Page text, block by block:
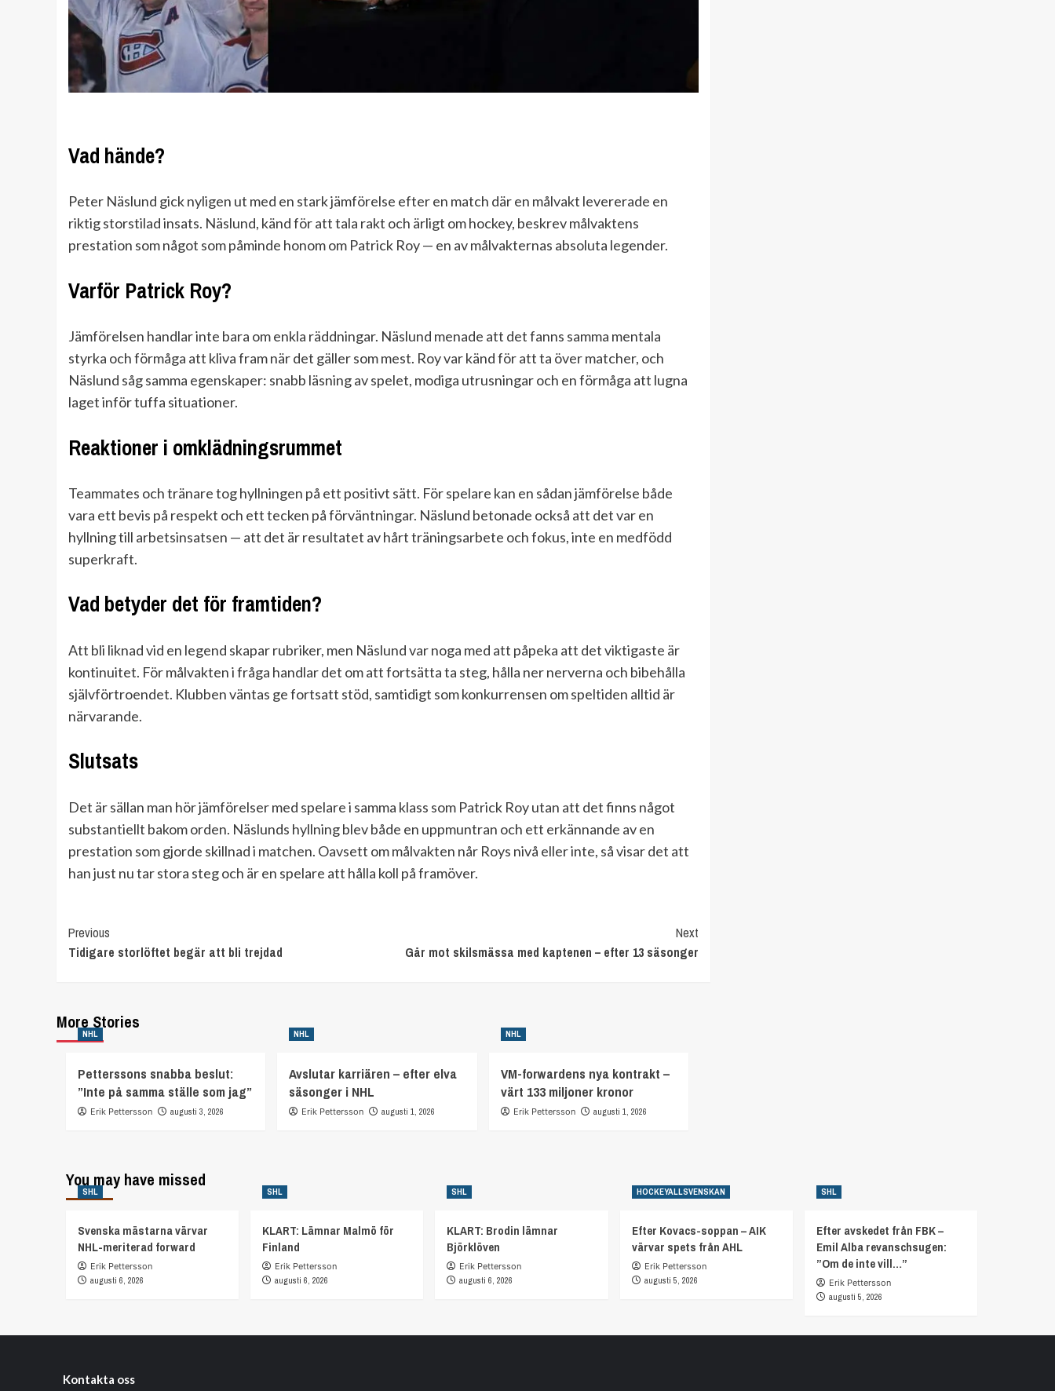
Vad hände?
Peter Näslund gick nyligen ut med en stark jämförelse efter en match där en målvakt levererade en
riktig storstilad insats. Näslund, känd för att tala rakt och ärligt om hockey, beskrev målvaktens
prestation som något som påminde honom om Patrick Roy — en av målvakternas absoluta legender.
Varför Patrick Roy?
Jämförelsen handlar inte bara om enkla räddningar. Näslund menade att det fanns samma mentala
styrka och förmåga att kliva fram när det gäller som mest. Roy var känd för att ta över matcher, och
Näslund såg samma egenskaper: snabb läsning av spelet, modiga utrusningar och en förmåga att lugna
laget inför tuffa situationer.
Reaktioner i omklädningsrummet
Teammates och tränare tog hyllningen på ett positivt sätt. För spelare kan en sådan jämförelse både
vara ett bevis på respekt och ett tecken på förväntningar. Näslund betonade också att det var en
hyllning till arbetsinsatsen — att det är resultatet av hårt träningsarbete och fokus, inte en medfödd
superkraft.
Vad betyder det för framtiden?
Att bli liknad vid en legend skapar rubriker, men Näslund var noga med att påpeka att det viktigaste är
kontinuitet. För målvakten i fråga handlar det om att fortsätta ta steg, hålla ner nerverna och bibehålla
självförtroendet. Klubben väntas ge fortsatt stöd, samtidigt som konkurrensen om speltiden alltid är
närvarande.
Slutsats
Det är sällan man hör jämförelser med spelare i samma klass som Patrick Roy utan att det finns något
substantiellt bakom orden. Näslunds hyllning blev både en uppmuntran och ett erkännande av en
prestation som gjorde skillnad i matchen. Oavsett om målvakten når Roys nivå eller inte, så visar det att
han just nu tar stora steg och är en spelare att hålla koll på framöver.
Continue
Previous
Tidigare storlöftet begär att bli trejdad
Next
Går mot skilsmässa med kaptenen – efter 13 säsonger
More Stories
NHL
Petterssons snabba beslut:
”Inte på samma ställe som jag”
Erik Pettersson augusti 3, 2026
NHL
Avslutar karriären – efter elva
säsonger i NHL
Erik Pettersson augusti 1, 2026
NHL
VM-forwardens nya kontrakt –
värt 133 miljoner kronor
Erik Pettersson augusti 1, 2026
You may have missed
SHL
Svenska mästarna värvar
NHL-meriterad forward
Erik Pettersson
augusti 6, 2026
SHL
KLART: Lämnar Malmö för
Finland
Erik Pettersson
augusti 6, 2026
SHL
KLART: Brodin lämnar
Björklöven
Erik Pettersson
augusti 6, 2026
HOCKEYALLSVENSKAN
Efter Kovacs-soppan – AIK
värvar spets från AHL
Erik Pettersson
augusti 5, 2026
SHL
Efter avskedet från FBK –
Emil Alba revanschsugen:
”Om de inte vill…”
Erik Pettersson
augusti 5, 2026
Kontakta oss